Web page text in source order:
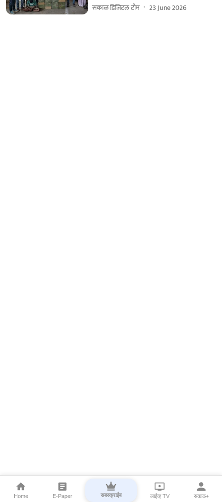
सकाळ डिजिटल टीम 23 June 2026
Home E-Paper सबस्क्राईब लाईव्ह TV सकाळ+